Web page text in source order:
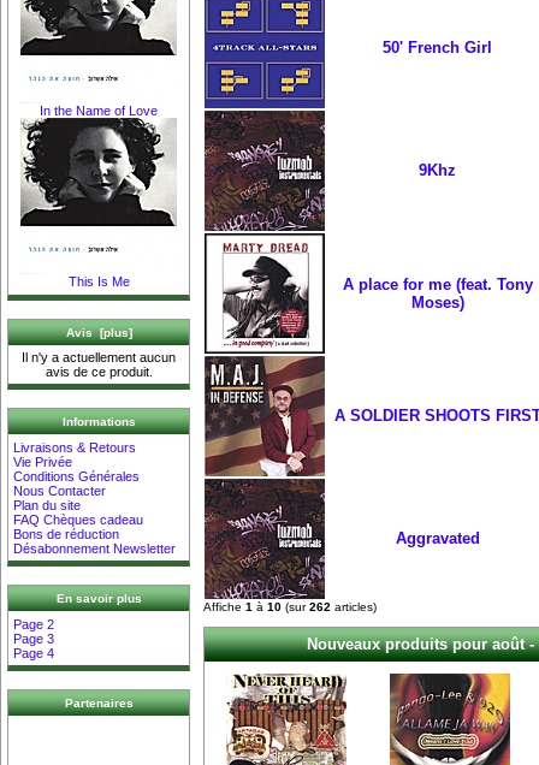
In the Name of Love
This Is Me
Avis [plus]
Il n'y a actuellement aucun
avis de ce produit.
Informations
Livraisons & Retours
Vie Privée
Conditions Générales
Nous Contacter
Plan du site
FAQ Chèques cadeau
Bons de réduction
Désabonnement Newsletter
En savoir plus
Page 2
Page 3
Page 4
Partenaires
50' French Girl
9Khz
A place for me (feat. Tony
Moses)
A SOLDIER SHOOTS
Aggravated
Affiche 1 à 10 (sur262 articles)
Nouveaux produits pour août -